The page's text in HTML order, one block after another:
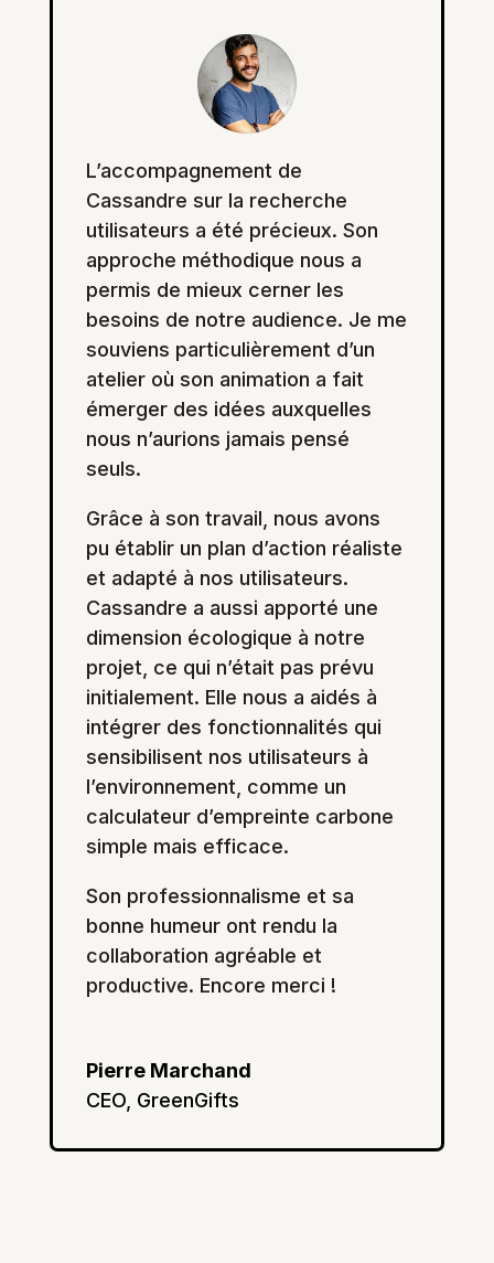
L’accompagnement de
Cassandre sur la recherche
utilisateurs a été précieux. Son
approche méthodique nous a
permis de mieux cerner les
besoins de notre audience. Je me
souviens particulièrement d’un
atelier où son animation a fait
émerger des idées auxquelles
nous n’aurions jamais pensé
seuls.
Grâce à son travail, nous avons
pu établir un plan d’action réaliste
et adapté à nos utilisateurs.
Cassandre a aussi apporté une
dimension écologique à notre
projet, ce qui n’était pas prévu
initialement. Elle nous a aidés à
intégrer des fonctionnalités qui
sensibilisent nos utilisateurs à
l’environnement, comme un
calculateur d’empreinte carbone
simple mais efficace.
Son professionnalisme et sa
bonne humeur ont rendu la
collaboration agréable et
productive. Encore merci !
Pierre Marchand
CEO, GreenGifts